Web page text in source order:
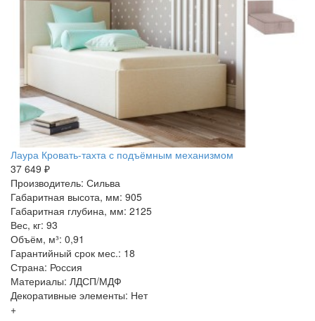
Лаура Кровать-тахта с подъёмным механизмом
37 649 ₽
Производитель: Сильва
Габаритная высота, мм: 905
Габаритная глубина, мм: 2125
Вес, кг: 93
Объём, м³: 0,91
Гарантийный срок мес.: 18
Страна: Россия
Материалы: ЛДСП/МДФ
Декоративные элементы: Нет
+